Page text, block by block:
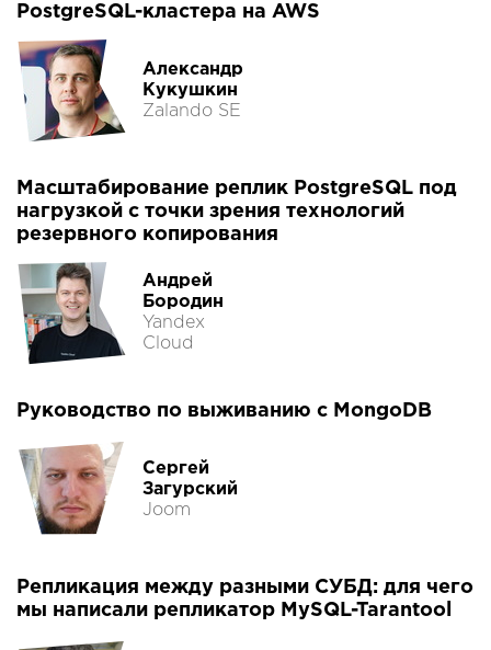
PostgreSQL-кластера на AWS
Александр
Кукушкин
Zalando SE
Масштабирование реплик PostgreSQL под
нагрузкой с точки зрения технологий
резервного копирования
Андрей
Бородин
Yandex
Cloud
Руководство по выживанию с MongoDB
Сергей
Загурский
Joom
Репликация между разными СУБД: для чего
мы написали репликатор MySQL-Tarantool